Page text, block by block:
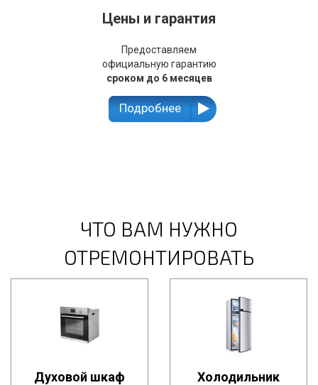
Цены и гарантия
Предоставляем
официальную гарантию
сроком до 6 месяцев
Подробнее
ЧТО ВАМ НУЖНО
ОТРЕМОНТИРОВАТЬ
Духовой шкаф Холодильник